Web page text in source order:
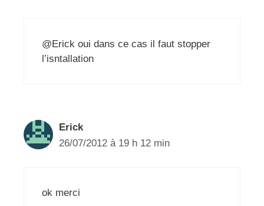
@Erick oui dans ce cas il faut stopper
l’isntallation
Erick
26/07/2012 à 19 h 12 min
ok merci